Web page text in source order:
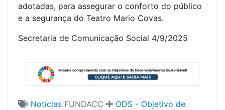
adotadas, para assegurar o conforto do público
e a segurança do Teatro Mario Covas.
Secretaria de Comunicação Social 4/9/2025
Notícias FUNDACC
ODS - Objetivo de